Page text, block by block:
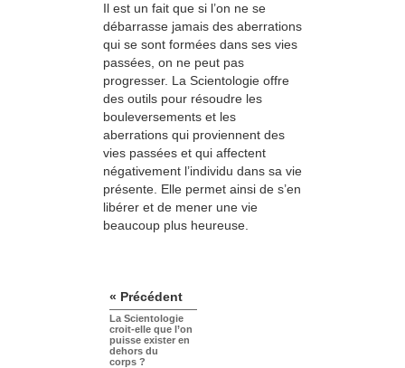
Il est un fait que si l’on ne se
débarrasse jamais des aberrations
qui se sont formées dans ses vies
passées, on ne peut pas
progresser. La Scientologie offre
des outils pour résou­dre les
bouleversements et les
aberrations qui pro­viennent des
vies passées et qui affectent
négativement l’individu dans sa vie
présente. Elle permet ainsi de s’en
libérer et de mener une vie
beaucoup plus heureuse.
« Précédent
La Scientologie
croit-elle que l’on
puisse exister en
dehors du
corps ?